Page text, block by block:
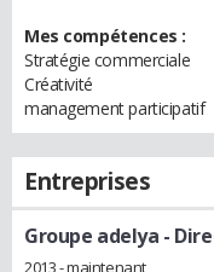
Mes compétences :
Stratégie commerciale
Créativité
management participatif
Entreprises
Groupe adelya -
2013 - maintenant